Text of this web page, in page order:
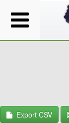
Export CSV